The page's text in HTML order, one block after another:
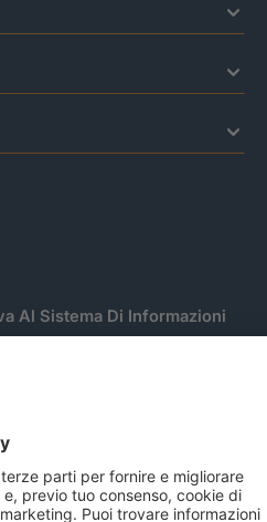
Al Sistema Di Informazioni
riservati.
/ Italy Cap. Soc.
versato € 51.806.190,00 |
C.F. e P.IVA 02083271201